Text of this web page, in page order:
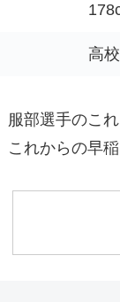
高
服部選手のこ
これからの早